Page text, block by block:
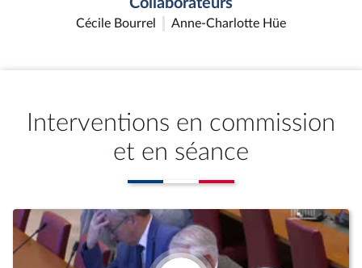
Cécile Bourrel Anne-Charlotte Hüe
Interventions en commission
et en séance